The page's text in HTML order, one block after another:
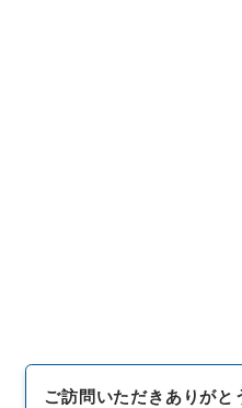
ご訪問いただきありがと